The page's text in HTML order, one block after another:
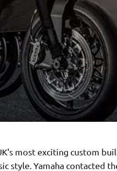
most exciting custom
style. Yamaha contacted